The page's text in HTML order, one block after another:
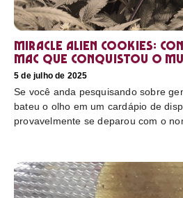
Miracle Alien Cookies:
MAC que conquistou o
5 de julho de 2025
Se você anda pesquisando sobre
bateu o olho em um cardápio de
provavelmente se deparou com o